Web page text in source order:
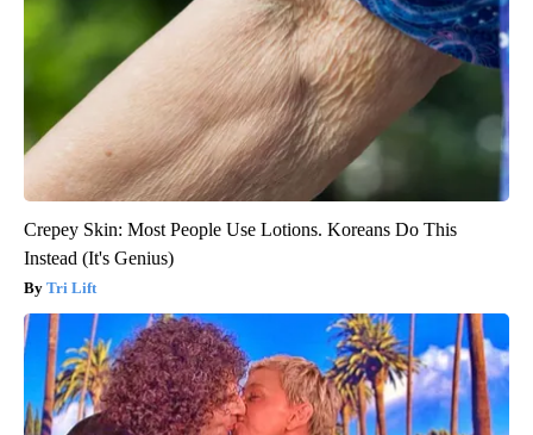
Crepey Skin: Most People Use Lotions. Koreans Do This
Instead (It's Genius)
Tri Lift